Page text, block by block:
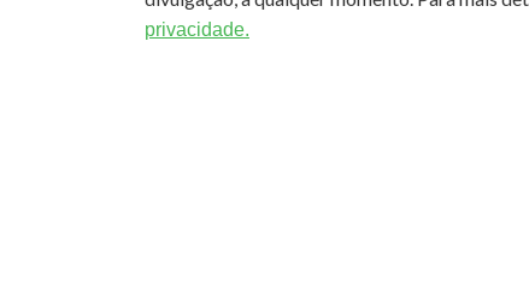
privacidade.